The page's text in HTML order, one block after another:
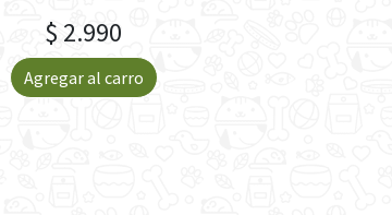
$ 2.990
Agregar al carro